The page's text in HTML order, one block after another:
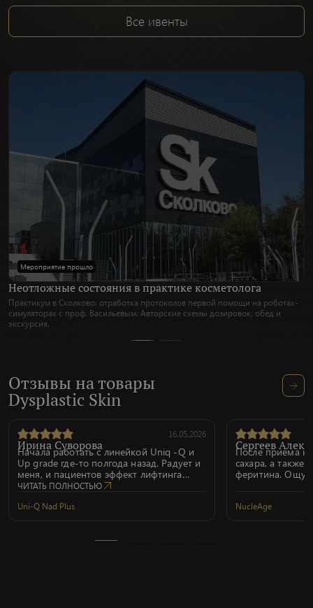
Все ивенты
Мероприятие прошло
Неотложные состояния в практике косметолога
Практикум в Сколково: отработка протоколов первой помощи на роботах-
симуляторах с проф. Васильевым. Авторские схемы дозировок, обед и
экскурсия.
Отзывы на товары
Dysplastic Skin
16.05.2026
Ирина Суворова
Начала работать с линейкой Uniq -Q и
Up grade где-то полгода назад. Радует и
меня, и пациентов эффект лифтинга
даже после одной процедуры NAD+ и
процедур. Качественные препараты,
глубоком знании теории и практики,
ЧИТАТЬ ПОЛНОСТЬЮ
Uni-Q Nad Plus
Сергеев
После приема
сахара, а также
феритина.
NucleAge